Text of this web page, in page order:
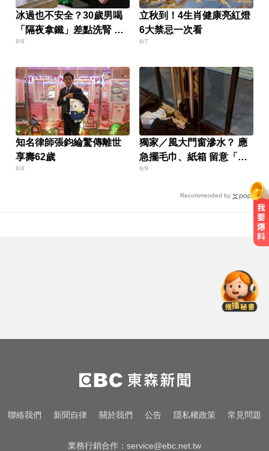
冰過也不安全？30歲男喝
「隔夜拿鐵」差點洗腎 醫
揭3個隱形危機
8/9
立秋到！4生肖健康亮紅燈
6大禁忌一次看
8/7
知名律師張鈞綸驚傳離世
享壽62歲
8/4
獨家／風大門窗滲水？ 應
急擺毛巾、紙箱 留意「毛
細現象」
8/9
Recommended by
冒雨陪走回家
俄軍空襲烏克蘭首都基輔及周邊區
域 造成4人喪命
快訊／國2油罐車撞休旅「打橫匝
聯絡我們 新聞自律 關於我們 公告 隱私權政策 常見問題
業務行銷合作： service@ebc.net.tw